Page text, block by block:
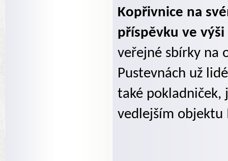
Kopřivnice na
příspěvku ve
veřejné sbírky na
Pustevnách už
také pokladniček,
vedlejším objektu